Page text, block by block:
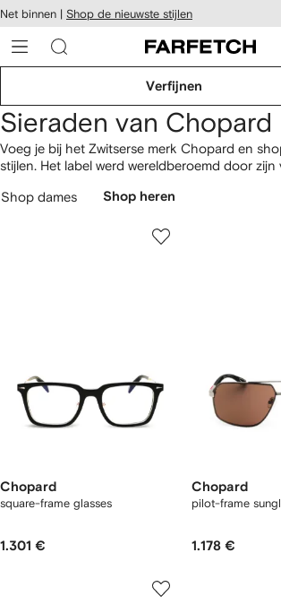
over en
naar de
Net binnen | Shop de nieuwste stijlen
Verfijnen
Sieraden van Chopard
Voeg je bij het Zwitserse merk Chopard en
stijlen. Het label werd wereldberoemd door zijn
verfijnde sieraden van 18kt goud, zoals de
overgestapt op verantwoord goud, daarom
Shop dames Shop heren
Chopard
square-frame glasses
1.301 €
Chopard
pilot-frame
1.178 €